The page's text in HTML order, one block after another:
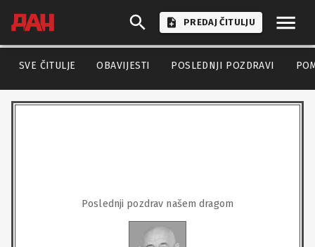
PREDAJ ČITULJU
SVE ČITULJE OBAVIJESTI POSLEDNJI POZDRAVI
Poslednji pozdrav našem dragom